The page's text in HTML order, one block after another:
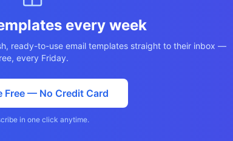
every week
ready-to-use email templates straight to their inbox —
every Friday.
Free — No Credit Card
in one click anytime.